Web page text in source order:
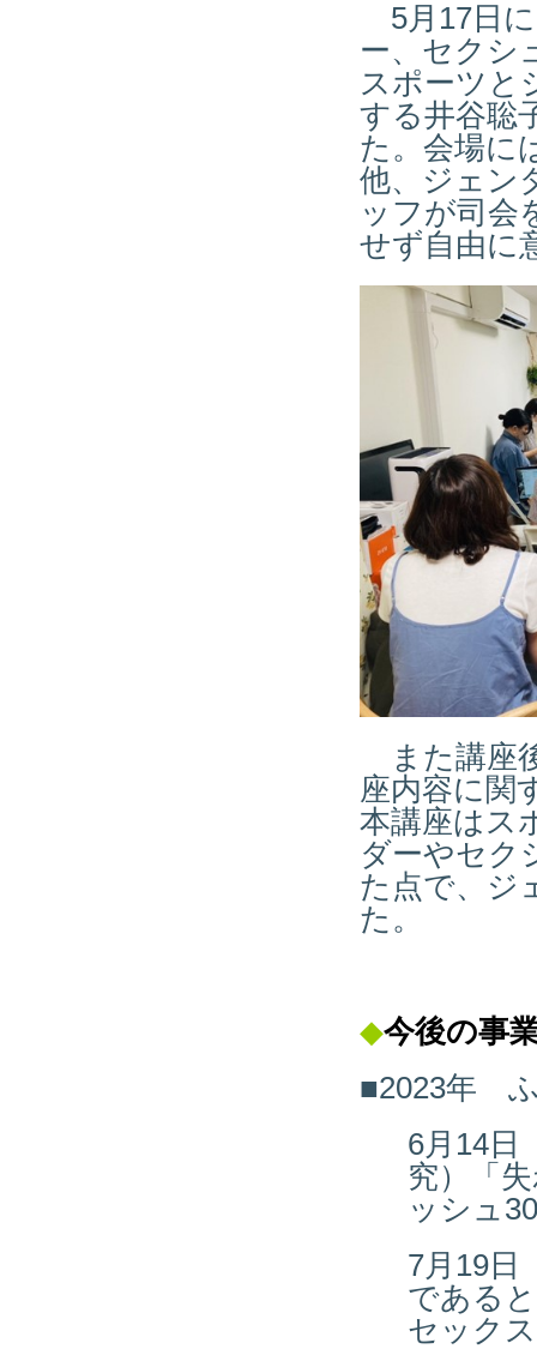
5月17日
ー、セクシ
スポーツと
する井谷聡
た。会場に
他、ジェン
ッフが司会
せず自由に
また講座
座内容に関
本講座はス
ダーやセク
た点で、ジ
た。
◆今後の事
■2023年
6月14日
究）「
ッシュ
7月19
である
セック